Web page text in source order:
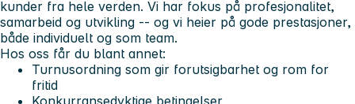
kunder fra hele verden. Vi har fokus på profesjonalitet,
samarbeid og utvikling -- og vi heier på gode prestasjoner,
både individuelt og som team.
Hos oss får du blant annet:
Turnusordning som gir forutsigbarhet og rom for
fritid